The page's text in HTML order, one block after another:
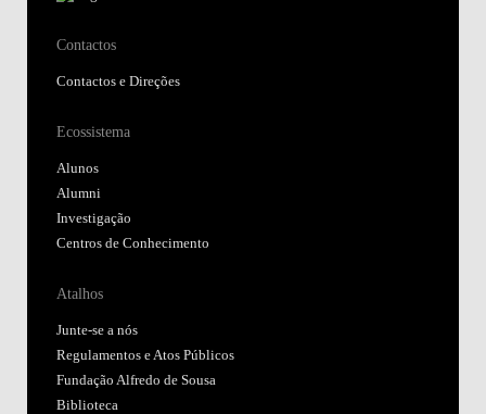
Contactos
Contactos e Direções
Ecossistema
Alunos
Alumni
Investigação
Centros de Conhecimento
Atalhos
Junte-se a nós
Regulamentos e Atos Públicos
Fundação Alfredo de Sousa
Biblioteca